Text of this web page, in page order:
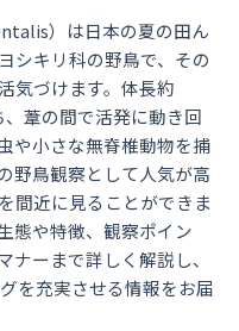
）は日本の夏の田ん
シキリ科の野鳥で、その
気づけます。体長約
葦の間で活発に動き回
や小さな無脊椎動物を捕
野鳥観察として人気が高
間近に見ることができま
態や特徴、観察ポイン
ナーまで詳しく解説し、
を充実させる情報をお届